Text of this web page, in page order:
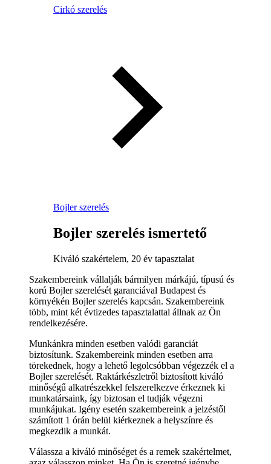
Cirkó szerelés
Bojler szerelés
Bojler szerelés ismertető
Kiváló szakértelem, 20 év tapasztalat
Szakembereink vállalják bármilyen márkájú, típusú és
korú Bojler szerelését garanciával Budapest és
környékén Bojler szerelés kapcsán. Szakembereink
több, mint két évtizedes tapasztalattal állnak az Ön
rendelkezésére.
Munkánkra minden esetben valódi garanciát
biztosítunk. Szakembereink minden esetben arra
törekednek, hogy a lehető legolcsóbban végezzék el a
Bojler szerelését. Raktárkészletről biztosított kiváló
minőségű alkatrészekkel felszerelkezve érkeznek ki
munkatársaink, így biztosan el tudják végezni
munkájukat. Igény esetén szakembereink a jelzéstől
számított 1 órán belül kiérkeznek a helyszínre és
megkezdik a munkát.
Válassza a kiváló minőséget és a remek szakértelmet,